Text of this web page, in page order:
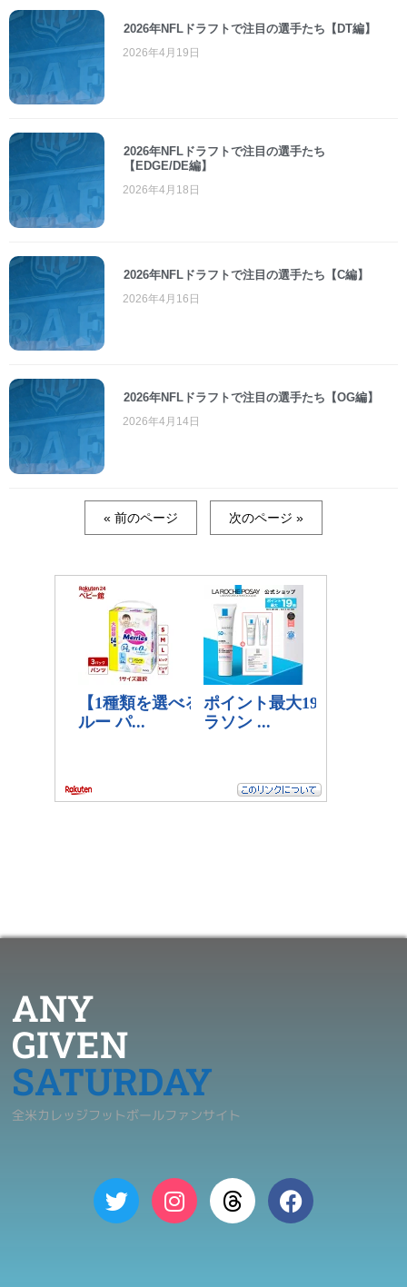
2026年NFLドラフトで注目の選手たち【DT編】
2026年4月19日
2026年NFLドラフトで注目の選手たち
【EDGE/DE編】
2026年4月18日
2026年NFLドラフトで注目の選手たち【C編】
2026年4月16日
2026年NFLドラフトで注目の選手たち【OG編】
2026年4月14日
« 前のページ 次のページ »
ANY
GIVEN
SATURDAY
全米カレッジフットボールファンサイト